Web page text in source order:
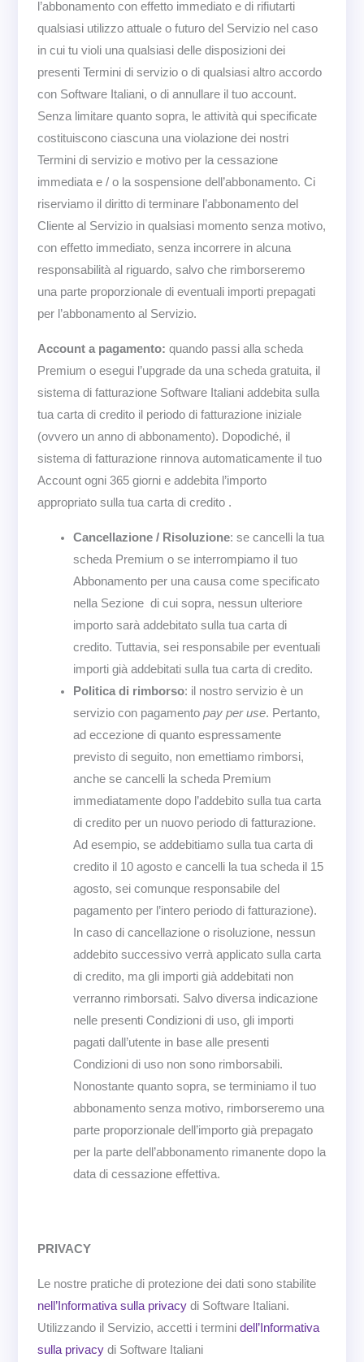
l’abbonamento con effetto immediato e di rifiutarti
qualsiasi utilizzo attuale o futuro del Servizio nel caso
in cui tu violi una qualsiasi delle disposizioni dei
presenti Termini di servizio o di qualsiasi altro accordo
con Software Italiani, o di annullare il tuo account.
Senza limitare quanto sopra, le attività qui specificate
costituiscono ciascuna una violazione dei nostri
Termini di servizio e motivo per la cessazione
immediata e / o la sospensione dell’abbonamento. Ci
riserviamo il diritto di terminare l’abbonamento del
Cliente al Servizio in qualsiasi momento senza motivo,
con effetto immediato, senza incorrere in alcuna
responsabilità al riguardo, salvo che rimborseremo
una parte proporzionale di eventuali importi prepagati
per l’abbonamento al Servizio.
Account a pagamento: quando passi alla scheda
Premium o esegui l’upgrade da una scheda gratuita, il
sistema di fatturazione Software Italiani addebita sulla
tua carta di credito il periodo di fatturazione iniziale
(ovvero un anno di abbonamento). Dopodiché, il
sistema di fatturazione rinnova automaticamente il tuo
Account ogni 365 giorni e addebita l’importo
appropriato sulla tua carta di credito .
Cancellazione / Risoluzione: se cancelli la tua
scheda Premium o se interrompiamo il tuo
Abbonamento per una causa come specificato
nella Sezione di cui sopra, nessun ulteriore
importo sarà addebitato sulla tua carta di
credito. Tuttavia, sei responsabile per eventuali
importi già addebitati sulla tua carta di credito.
Politica di rimborso: il nostro servizio è un
servizio con pagamentopay per use. Pertanto,
ad eccezione di quanto espressamente
previsto di seguito, non emettiamo rimborsi,
anche se cancelli la scheda Premium
immediatamente dopo l’addebito sulla tua carta
di credito per un nuovo periodo di fatturazione.
Ad esempio, se addebitiamo sulla tua carta di
credito il 10 agosto e cancelli la tua scheda il 15
agosto, sei comunque responsabile del
pagamento per l’intero periodo di fatturazione).
In caso di cancellazione o risoluzione, nessun
addebito successivo verrà applicato sulla carta
di credito, ma gli importi già addebitati non
verranno rimborsati. Salvo diversa indicazione
nelle presenti Condizioni di uso, gli importi
pagati dall’utente in base alle presenti
Condizioni di uso non sono rimborsabili.
Nonostante quanto sopra, se terminiamo il tuo
abbonamento senza motivo, rimborseremo una
parte proporzionale dell’importo già prepagato
per la parte dell’abbonamento rimanente dopo la
data di cessazione effettiva.
PRIVACY
Le nostre pratiche di protezione dei dati sono stabilite
nell’Informativa sulla privacy di Software Italiani.
Utilizzando il Servizio, accetti i terminidell’Informativa
sulla privacy di Software Italiani